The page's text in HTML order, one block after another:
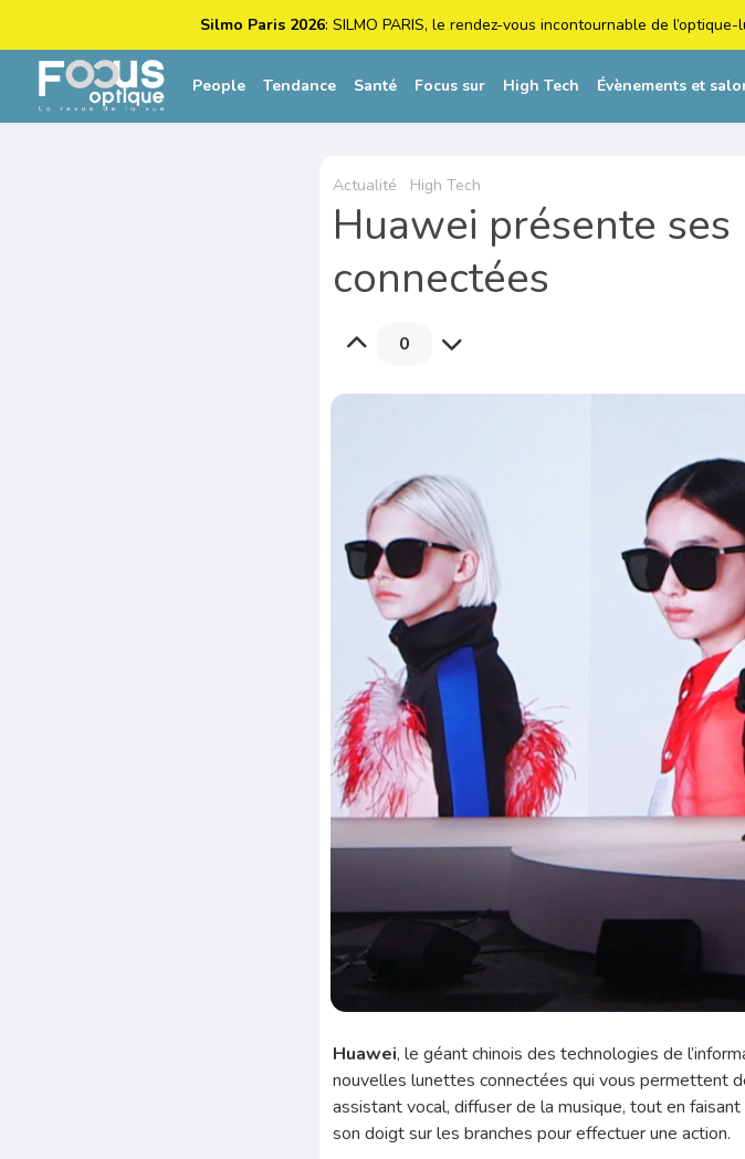
Silmo Paris 2026: SILMO PARIS, le rendez-vous incontournable de
People Tendance Santé Focus sur High Tech Évènements et
Actualité High Tech
Huawei présente
connectées
0
Huawei, le géant chinois des technologies de
nouvelles lunettes connectées qui vous permettent
assistant vocal, diffuser de la musique, tout en
son doigt sur les branches pour effectuer une action.